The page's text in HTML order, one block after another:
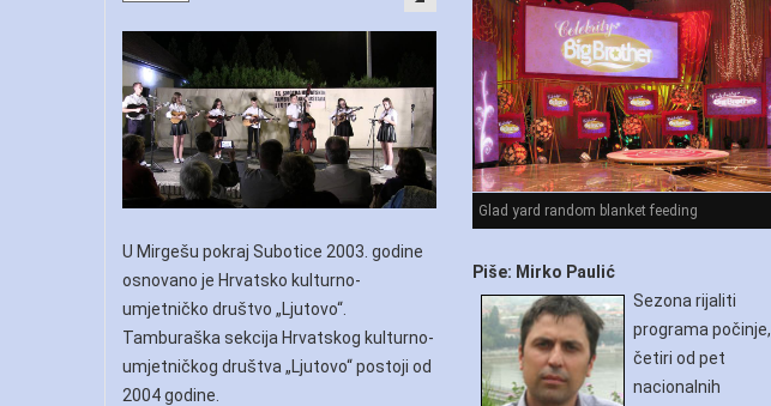
U Mirgešu pokraj Subotice 2003. godine
osnovano je Hrvatsko kulturno-
umjetničko društvo „Ljutovo“.
Tamburaška sekcija Hrvatskog kulturno-
umjetničkog društva „Ljutovo“ postoji od
2004 godine.
Glad yard random blanket feeding
Piše: Mirko Paulić
Sezona rijaliti
programa počinje,
četiri od pet
nacionalnih